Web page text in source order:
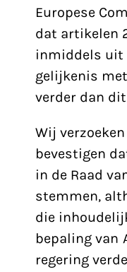
Europese
dat artikelen
inmiddels uit
gelijkenis
verder dan
Wij
bevestigen
in de Raad
stemmen,
die
bepaling van
regering